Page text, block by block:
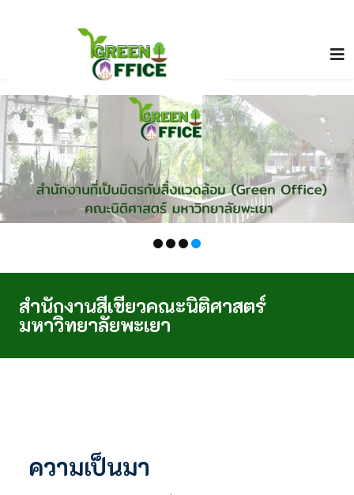
Previous
สำนักงานสีเขียวคณะนิติศาสตร์
มหาวิทยาลัยพะเยา
ความเป็นมา